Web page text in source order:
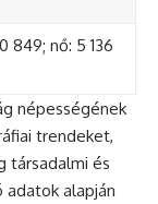
849; nő: 5 136
népességének
trendeket,
társadalmi és
adatok alapján